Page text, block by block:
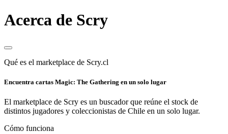
Acerca de Scry
Qué es el marketplace de Scry.cl
Encuentra cartas Magic: The Gathering en un solo lugar
El marketplace de Scry es un buscador que reúne el stock de
distintos jugadores y coleccionistas de Chile en un solo lugar.
Cómo funciona